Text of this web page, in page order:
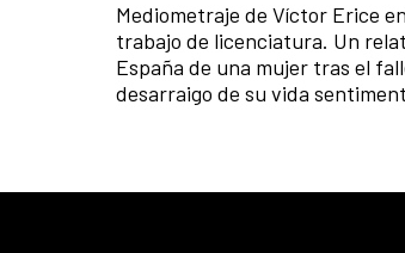
Mediometraje de Víctor Erice
trabajo de licenciatura. Un
España de una mujer tras el
desarraigo de su vida